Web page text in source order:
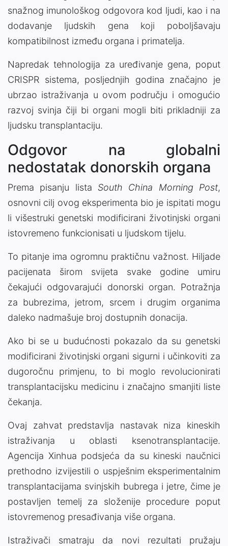
snažnog imunološkog odgovora kod ljudi, kao i na
dodavanje ljudskih gena koji poboljšavaju
kompatibilnost između organa i primatelja.
Napredak tehnologija za uređivanje gena, poput
CRISPR sistema, posljednjih godina značajno je
ubrzao istraživanja u ovom području i omogućio
razvoj svinja čiji bi organi mogli biti prikladniji za
ljudsku transplantaciju.
Odgovor na globalni
nedostatak donorskih organa
Prema pisanju lista South China Morning Post,
osnovni cilj ovog eksperimenta bio je ispitati mogu
li višestruki genetski modificirani životinjski organi
istovremeno funkcionisati u ljudskom tijelu.
To pitanje ima ogromnu praktičnu važnost. Hiljade
pacijenata širom svijeta svake godine umiru
čekajući odgovarajući donorski organ. Potražnja
za bubrezima, jetrom, srcem i drugim organima
daleko nadmašuje broj dostupnih donacija.
Ako bi se u budućnosti pokazalo da su genetski
modificirani životinjski organi sigurni i učinkoviti za
dugoročnu primjenu, to bi moglo revolucionirati
transplantacijsku medicinu i značajno smanjiti liste
čekanja.
Ovaj zahvat predstavlja nastavak niza kineskih
istraživanja u oblasti ksenotransplantacije.
Agencija Xinhua podsjeća da su kineski naučnici
prethodno izvijestili o uspješnim eksperimentalnim
transplantacijama svinjskih bubrega i jetre, čime je
postavljen temelj za složenije procedure poput
istovremenog presađivanja više organa.
Istraživači smatraju da novi rezultati pružaju